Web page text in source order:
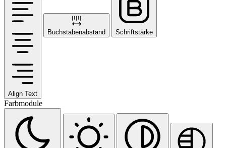
Align Text
Buchstabenabstand Schriftstärke
Farbmodule